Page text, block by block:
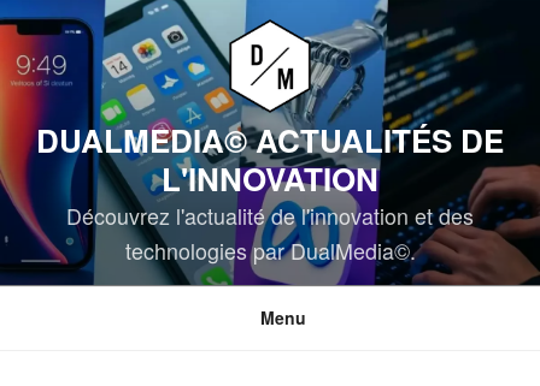
Aller
au
contenu
DUALMEDIA© ACTUALITÉS DE
L'INNOVATION
Découvrez l'actualité de l'innovation et des
technologies par DualMedia©.
Menu